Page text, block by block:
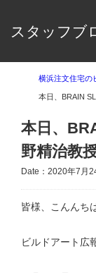
スタッフブ
横浜注文住宅の
本日、BRAIN
本日、
野精治教
Date：2020年7月
皆様、こんんち
ビルドアート広